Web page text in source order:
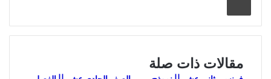
مقالات ذات صلة